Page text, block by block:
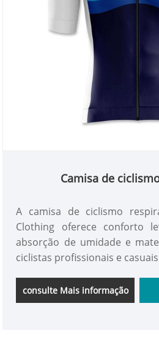
Camisa de
A camisa de ciclismo
Clothing oferece conforto
absorção de umidade e
ciclistas profissionais e
consulte Mais informação